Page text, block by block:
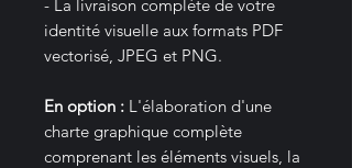
- La livraison complète de votre
identité visuelle aux formats PDF
vectorisé, JPEG et PNG.
En option : L'élaboration d'une
charte graphique complète
comprenant les éléments visuels, la